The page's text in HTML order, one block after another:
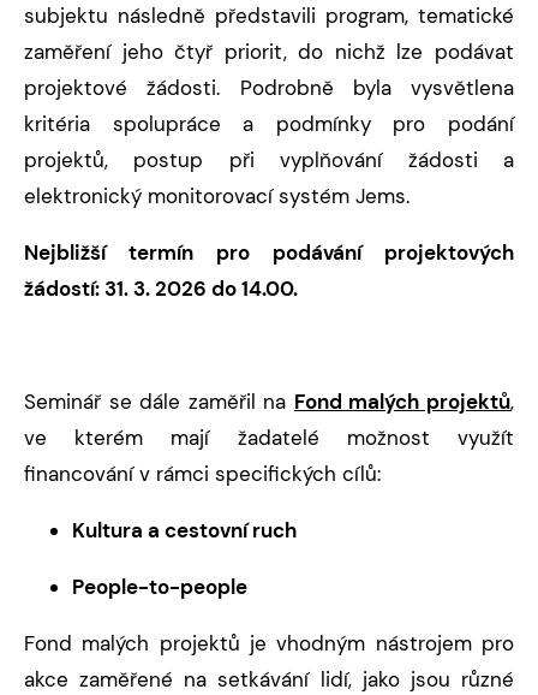
subjektu následně představili program, tematické
zaměření jeho čtyř priorit, do nichž lze podávat
projektové žádosti. Podrobně byla vysvětlena
kritéria spolupráce a podmínky pro podání
projektů, postup při vyplňování žádosti a
elektronický monitorovací systém Jems.
Nejbližší termín pro podávání projektových
žádostí: 31. 3. 2026 do 14.00.
Seminář se dále zaměřil na Fond malých projektů,
ve kterém mají žadatelé možnost využít
financování v rámci specifických cílů:
Kultura a cestovní ruch
People-to-people
Fond malých projektů je vhodným nástrojem pro
akce zaměřené na setkávání lidí, jako jsou různé